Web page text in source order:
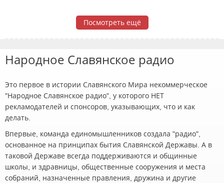
Посмотреть ещё
Народное Славянское радио
Это первое в истории Славянского Мира некоммерческое
"Народное Славянское радио", у которого НЕТ
рекламодателей и спонсоров, указывающих, что и как
делать.
Впервые, команда единомышленников создала "радио",
основанное на принципах бытия Славянской Державы. А в
таковой Державе всегда поддерживаются и общинные
школы, и здравницы, общественные сооружения и места
собраний, назначенные правления, дружина и другие